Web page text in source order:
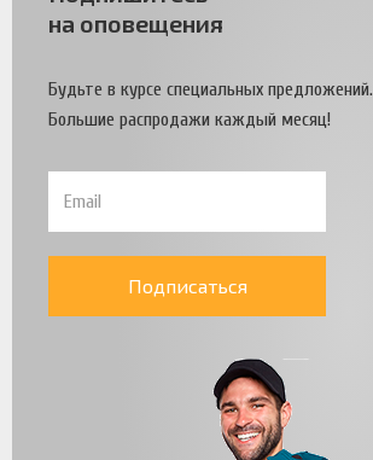
на оповещения
Будьте в курсе специальных предложений.
Большие распродажи каждый месяц!
Подписаться